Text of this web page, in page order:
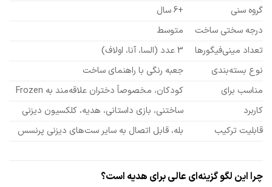
گروه سنی
درجه سختی ساخت
متوسط
تعداد مینی‌فیگورها
نوع بسته‌بندی
جعبه رنگی با راهنمای ساخت
مناسب برای
کودکان، مخصوصاً دختران علاقه‌مند به Frozen
کاربرد
ساختنی، بازی داستانی، هدیه، کلکسیون دیزنی
قابلیت ترکیب
بله، قابل اتصال به سایر ست‌های دیزنی پرنسس
چرا این لگو گزینه‌ای عالی برای هدیه است؟